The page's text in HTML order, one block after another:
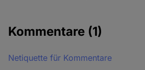
Kommentare (1)
Netiquette für Kommentare